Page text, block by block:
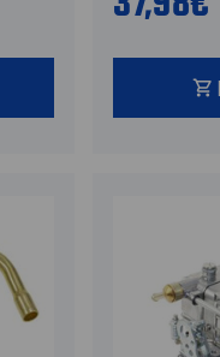
shopping_cart